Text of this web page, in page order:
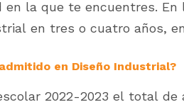
en la que te encuentres.
en tres o cuatro años,
en Diseño Industrial?
2022-2023 el total